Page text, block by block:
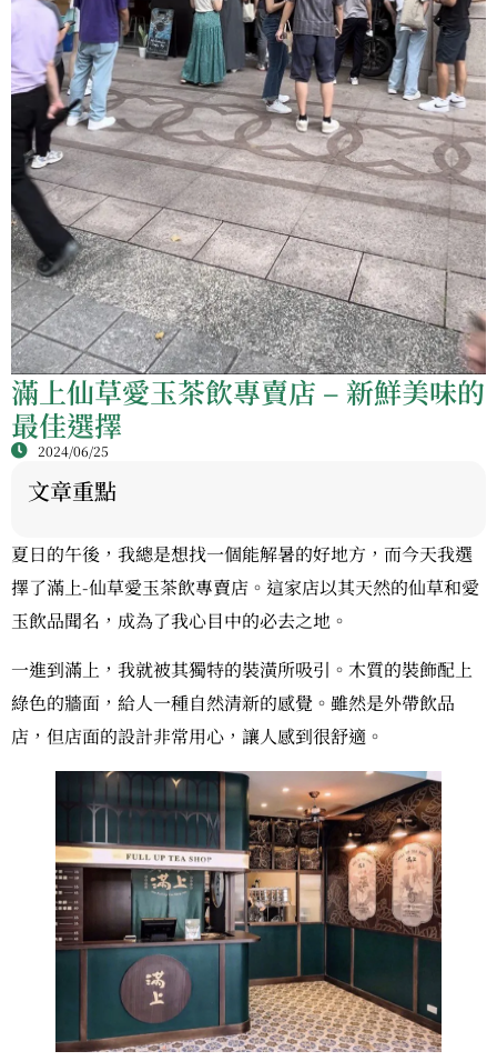
滿上仙草愛玉茶飲專賣店 – 新鮮美味的
最佳選擇
2024/06/25
文章重點
夏日的午後，我總是想找一個能解暑的好地方，而今天我選
擇了滿上-仙草愛玉茶飲專賣店。這家店以其天然的仙草和愛
玉飲品聞名，成為了我心目中的必去之地。
一進到滿上，我就被其獨特的裝潢所吸引。木質的裝飾配上
綠色的牆面，給人一種自然清新的感覺。雖然是外帶飲品
店，但店面的設計非常用心，讓人感到很舒適。